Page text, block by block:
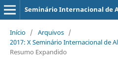
Seminário Internacional de
Início / Arquivos /
2017: X Seminário Internacional de
Resumo Expandido